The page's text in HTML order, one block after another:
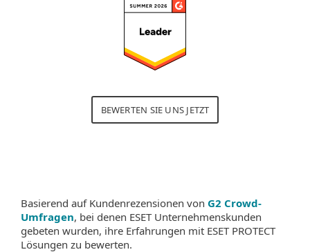
BEWERTEN SIE UNS JETZT
Basierend auf Kundenrezensionen von G2 Crowd-
Umfragen, bei denen ESET Unternehmenskunden
gebeten wurden, ihre Erfahrungen mit ESET PROTECT
Lösungen zu bewerten.